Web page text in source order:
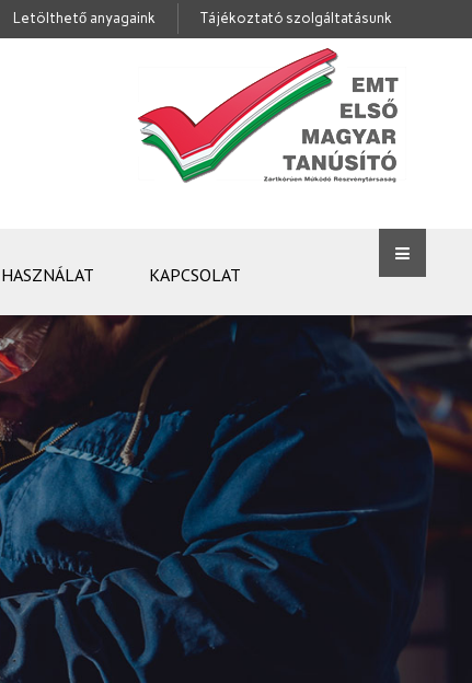
Letölthető anyagaink Tájékoztató szolgáltatásunk
KAPCSOLAT